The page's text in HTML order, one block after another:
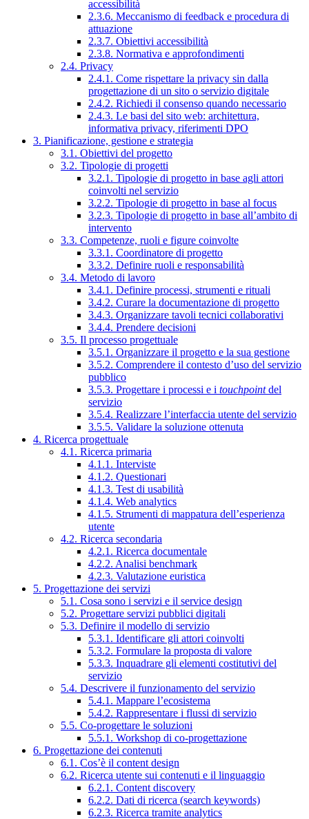
accessibilità
2.3.6. Meccanismo di feedback e procedura di
attuazione
2.3.7. Obiettivi accessibilità
2.3.8. Normativa e approfondimenti
2.4. Privacy
2.4.1. Come rispettare la privacy sin dalla
progettazione di un sito o servizio digitale
2.4.2. Richiedi il consenso quando necessario
2.4.3. Le basi del sito web: architettura,
informativa privacy, riferimenti DPO
3. Pianificazione, gestione e strategia
3.1. Obiettivi del progetto
3.2. Tipologie di progetti
3.2.1. Tipologie di progetto in base agli attori
coinvolti nel servizio
3.2.2. Tipologie di progetto in base al focus
3.2.3. Tipologie di progetto in base all’ambito di
intervento
3.3. Competenze, ruoli e figure coinvolte
3.3.1. Coordinatore di progetto
3.3.2. Definire ruoli e responsabilità
3.4. Metodo di lavoro
3.4.1. Definire processi, strumenti e rituali
3.4.2. Curare la documentazione di progetto
3.4.3. Organizzare tavoli tecnici collaborativi
3.4.4. Prendere decisioni
3.5. Il processo progettuale
3.5.1. Organizzare il progetto e la sua gestione
3.5.2. Comprendere il contesto d’uso del servizio
pubblico
3.5.3. Progettare i processi e i touchpointdel
servizio
3.5.4. Realizzare l’interfaccia utente del servizio
3.5.5. Validare la soluzione ottenuta
4. Ricerca progettuale
4.1. Ricerca primaria
4.1.1. Interviste
4.1.2. Questionari
4.1.3. Test di usabilità
4.1.4. Web analytics
4.1.5. Strumenti di mappatura dell’esperienza
utente
4.2. Ricerca secondaria
4.2.1. Ricerca documentale
4.2.2. Analisi benchmark
4.2.3. Valutazione euristica
5. Progettazione dei servizi
5.1. Cosa sono i servizi e il service design
5.2. Progettare servizi pubblici digitali
5.3. Definire il modello di servizio
5.3.1. Identificare gli attori coinvolti
5.3.2. Formulare la proposta di valore
5.3.3. Inquadrare gli elementi costitutivi del
servizio
5.4. Descrivere il funzionamento del servizio
5.4.1. Mappare l’ecosistema
5.4.2. Rappresentare i flussi di servizio
5.5. Co-progettare le soluzioni
5.5.1. Workshop di co-progettazione
6. Progettazione dei contenuti
6.1. Cos’è il content design
6.2. Ricerca utente sui contenuti e il linguaggio
6.2.1. Content discovery
6.2.2. Dati di ricerca (search keywords)
6.2.3. Ricerca tramite analytics